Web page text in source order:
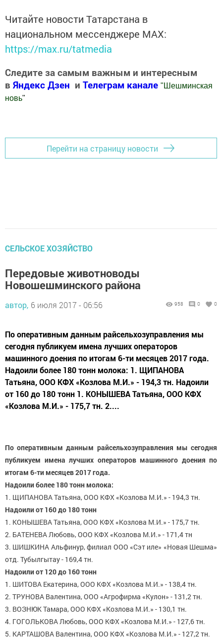
Читайте новости Татарстана в
национальном мессенджере MАХ:
https://max.ru/tatmedia
Следите за самым важным и интересным
в Яндекс Дзен и Телеграм канале " Шешминская
новь"
Перейти на страницу новости
СЕЛЬСКОЕ ХОЗЯЙСТВО
Передовые животноводы
Новошешминского района
автор, 6 июля 2017 - 06:56 958 0 0
По оперативным данным райсельхозуправления мы
сегодня публикуем имена лучших операторов
машинного доения по итогам 6-ти месяцев 2017 года.
Надоили более 180 тонн молока: 1. ЩИПАНОВА
Татьяна, ООО КФХ «Козлова М.И.» - 194,3 тн. Надоили
от 160 до 180 тонн 1. КОНЫШЕВА Татьяна, ООО КФХ
«Козлова М.И.» - 175,7 тн. 2....
По оперативным данным райсельхозуправления мы сегодня
публикуем имена лучших операторов машинного доения по
итогам 6-ти месяцев 2017 года.
Надоили более 180 тонн молока:
1. ЩИПАНОВА Татьяна, ООО КФХ «Козлова М.И.» - 194,3 тн.
Надоили от 160 до 180 тонн
1. КОНЫШЕВА Татьяна, ООО КФХ «Козлова М.И.» - 175,7 тн.
2. БАТЕНЕВА Любовь, ООО КФХ «Козлова М.И.» - 171,4 тн
3. ШИШКИНА Альфинур, филиал ООО «Сэт иле» «Новая Шешма»
отд. Тубылгытау - 169,4 тн.
Надоили от 120 до 160 тонн
1. ШИТОВА Екатерина, ООО КФХ «Козлова М.И.» - 138,4 тн.
2. ТРУНОВА Валентина, ООО «Агрофирма «Кулон» - 131,2 тн.
3. ВОЗНЮК Тамара, ООО КФХ «Козлова М.И.» - 130,1 тн.
4. ГОГОЛЬКОВА Любовь, ООО КФХ «Козлова М.И.» - 127,6 тн.
5. КАРТАШОВА Валентина, ООО КФХ «Козлова М.И.» - 127,2 тн.